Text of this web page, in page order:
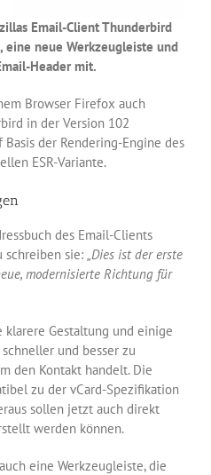
Email-Client Thunderbird
eine neue Werkzeugleiste und
Header mit.
Browser Firefox auch
in der Version 102
der Rendering-Engine des
ESR-Variante.
des Email-Clients
schreiben sie: „Dies ist der erste
modernisierte Richtung für
Gestaltung und einige
und besser zu
den Kontakt handelt. Die
zu der vCard-Spezifikation
sollen jetzt auch direkt
werden können.
eine Werkzeugleiste, die